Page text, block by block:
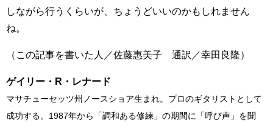
しながら行うくらいが、ちょうどいいのかもしれません
ね。
（この記事を書いた人／佐藤惠美子 通訳／幸田良隆）
ゲイリー・R・レナード
マサチューセッツ州ノースショア生まれ。プロのギタリストとして
成功する。1987年から「調和ある修練」の期間に「呼び声」を聞